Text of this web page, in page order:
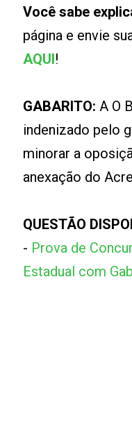
Você sabe
página e envie
AQUI!
GABARITO:A O
indenizado pelo
minorar a
anexação do
QUESTÃO
- Prova de
Estadual com